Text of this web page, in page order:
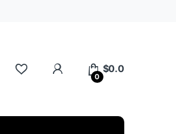
My Account
0
$0.0